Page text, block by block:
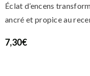
Éclat d’encens
ancré et propice au
7,30€